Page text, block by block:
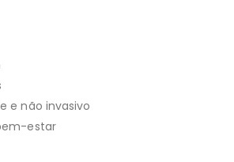
e não invasivo
estar